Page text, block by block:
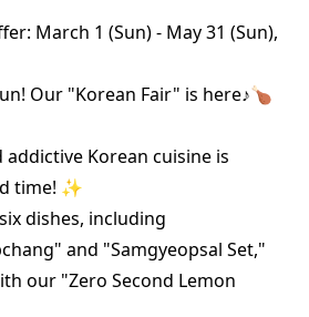
March 1 (Sun) - May 31 (Sun),
Our "Korean Fair" is here♪🍗
addictive Korean cuisine is
time! ✨
dishes, including
and "Samgyeopsal Set,"
our "Zero Second Lemon